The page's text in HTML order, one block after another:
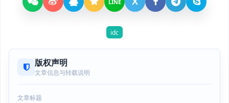
LINE
idc
版权声明
文章信息与转载说明
文章标题